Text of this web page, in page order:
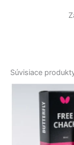
Súvisiace